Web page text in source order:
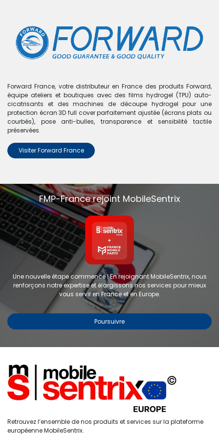
Étiquettes
Accueil Recherche
0
Compte
Boutique 0 articles trouvés.
Nous n'avons trouvé aucun
produit !
Aucun produit défini dans la catégorieHonor V8 2016.
Forward France, votre distributeur en France des produits Forward,
équipe ateliers et boutiques avec des films hydrogel (TPU) auto-
cicatrisants et des machines de découpe hydrogel pour une
protection écran 3D full cover parfaitement ajustée (écrans plats ou
courbés), pose anti-bulles, transparence et sensibilité tactile
préservées.
Visiter Forward France
FMP-France rejoint MobileSentrix
Une nouvelle étape commence ! En rejoignant MobileSentrix, nous
renforçons notre expertise et élargissons nos services pour mieux
vous servir en France et en Europe.
Poursuivre
Retrouvez l’ensemble de nos produits et services sur la plateforme
européenne MobileSentrix.
Copyright © 2024 FMP-France. Tous droits réservés